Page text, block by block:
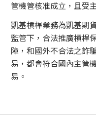
管機管核准成立，且受
凱基槓桿業務為凱基期
監管下，合法推廣槓桿
障，和國外不合法之詐
易，都會符合國內主管
易。